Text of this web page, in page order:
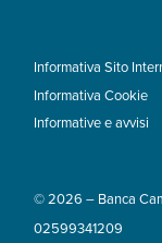
Informativa Sito
Informativa Cookie
Informative e avvisi
© 2026 – Banca
02599341209